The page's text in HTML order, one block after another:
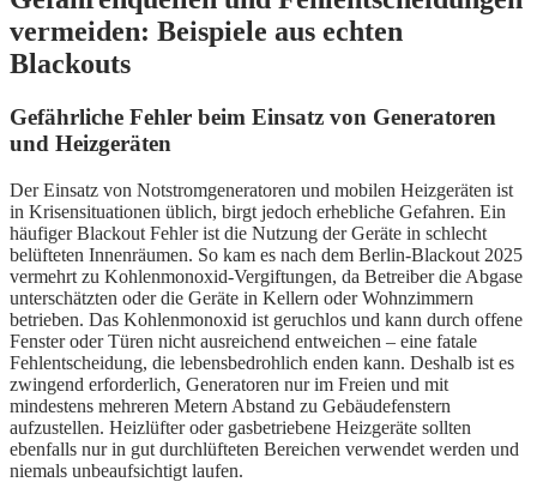
vermeiden: Beispiele aus echten
Blackouts
Gefährliche Fehler beim Einsatz von Generatoren
und Heizgeräten
Der Einsatz von Notstromgeneratoren und mobilen Heizgeräten ist
in Krisensituationen üblich, birgt jedoch erhebliche Gefahren. Ein
häufiger Blackout Fehler ist die Nutzung der Geräte in schlecht
belüfteten Innenräumen. So kam es nach dem Berlin-Blackout 2025
vermehrt zu Kohlenmonoxid-Vergiftungen, da Betreiber die Abgase
unterschätzten oder die Geräte in Kellern oder Wohnzimmern
betrieben. Das Kohlenmonoxid ist geruchlos und kann durch offene
Fenster oder Türen nicht ausreichend entweichen – eine fatale
Fehlentscheidung, die lebensbedrohlich enden kann. Deshalb ist es
zwingend erforderlich, Generatoren nur im Freien und mit
mindestens mehreren Metern Abstand zu Gebäudefenstern
aufzustellen. Heizlüfter oder gasbetriebene Heizgeräte sollten
ebenfalls nur in gut durchlüfteten Bereichen verwendet werden und
niemals unbeaufsichtigt laufen.